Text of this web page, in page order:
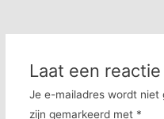
Laat een
Je e-mailadres wordt niet
zijn gemarkeerd met *